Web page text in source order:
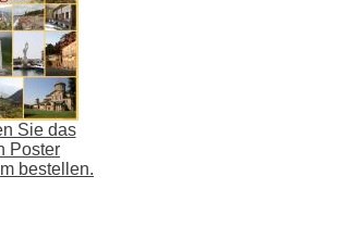
Sie das
Poster
bestellen.